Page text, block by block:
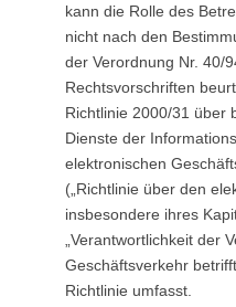
kann die Rolle des
nicht nach den
der Verordnung Nr. 40/
Rechtsvorschriften
Richtlinie 2000/31 über
Dienste der
elektronischen
(„Richtlinie über den
insbesondere ihres
„Verantwortlichkeit der
Geschäftsverkehr
Richtlinie umfasst.